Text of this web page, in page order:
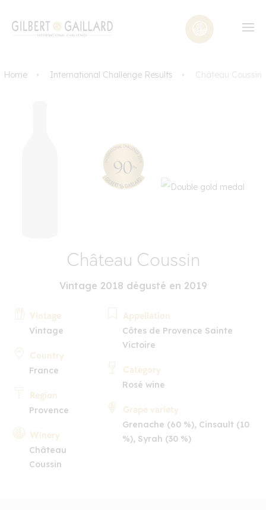
Home International Challenge Results Château Coussin
Château Coussin
Vintage 2018 dégusté en 2019
Vintage
Vintage
Country
France
Region
Provence
Winery
Château
Coussin
Appellation
Côtes de Provence Sainte
Victoire
Category
Rosé wine
Grape variety
Grenache (60 %), Cinsault (10
%), Syrah (30 %)